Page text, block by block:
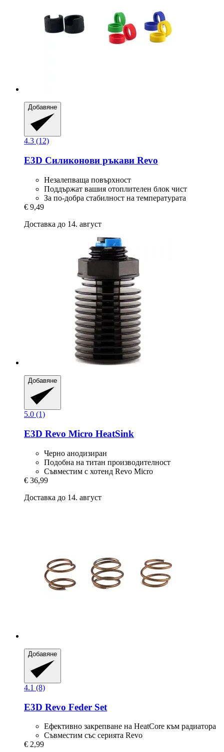
Добавяне
4.3 (12)
E3D Силиконови ръкави Revo
Незалепваща повърхност
Поддържат вашия отоплителен блок чист
За по-добра стабилност на температурата
€ 9,49
Доставка до 14. август
Добавяне
5.0 (1)
E3D Revo Micro HeatSink
Черно анодизиран
Подобна на титан производителност
Съвместим с хотенд Revo Micro
€ 36,99
Доставка до 14. август
Добавяне
4.1 (8)
E3D Revo Feder Set
Ефективно закрепване на HeatCore към радиатора
Съвместим със серията Revo
€ 2,99